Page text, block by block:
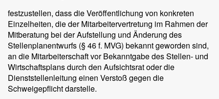
festzustellen, dass die Veröffentlichung von konkreten
Einzelheiten, die der Mitarbeitervertretung im Rahmen der
Mitberatung bei der Aufstellung und Änderung des
Stellenplanentwurfs (§ 46 f. MVG) bekannt geworden sind,
an die Mitarbeiterschaft vor Bekanntgabe des Stellen- und
Wirtschaftsplans durch den Aufsichtsrat oder die
Dienststellenleitung einen Verstoß gegen die
Schweigepflicht darstelle.